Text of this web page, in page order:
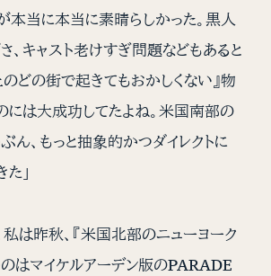
本当に本当に素晴らしかった。黒人
、キャスト老けすぎ問題などもあると
のどの街で起きてもおかしくない』物
には大成功してたよね。米国南部の
ん、もっと抽象的かつダイレクトに
」
私は昨秋、『米国北部のニューヨーク
はマイケルアーデン版のPARADE